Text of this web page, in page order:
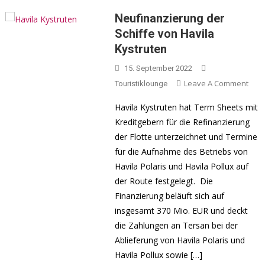
Neufinanzierung der
Schiffe von Havila
Kystruten
15. September 2022
Touristiklounge
Leave A CommentOn
Der
Von
Havila Kystruten hat Term Sheets mit
Kreditgebern für die Refinanzierung
der Flotte unterzeichnet und Termine
für die Aufnahme des Betriebs von
Havila Polaris und Havila Pollux auf
der Route festgelegt. Die
Finanzierung beläuft sich auf
insgesamt 370 Mio. EUR und deckt
die Zahlungen an Tersan bei der
Ablieferung von Havila Polaris und
Havila Pollux sowie […]